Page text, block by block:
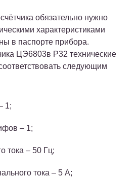
обязательно нужно
характеристиками
в паспорте прибора.
ЦЭ6803в Р32 технические
следующим
1;
– 1;
тока – 50 Гц;
тока – 5 А;